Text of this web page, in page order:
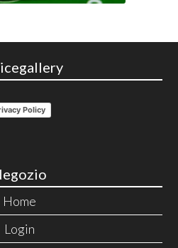
Policy
Home
Login